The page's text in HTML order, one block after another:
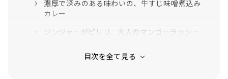
濃厚で深みのある味わいの、牛すじ味噌煮込み
カレー
ジンジャーがピリリ、大人のマンゴーラッシー
厳選したクラフトビールと夜カフェメニュー